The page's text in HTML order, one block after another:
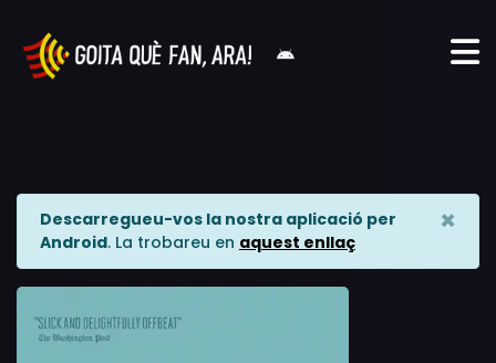
Descarregueu-vos la nostra aplicació per
Android. La trobareu en aquest enllaç
×